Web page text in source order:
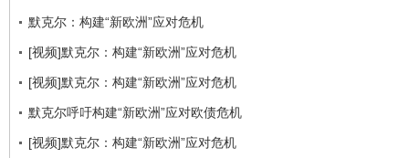
默克尔：构建“新欧洲”应对危机
[视频]默克尔：构建“新欧洲”应对危机
[视频]默克尔：构建“新欧洲”应对危机
默克尔呼吁构建“新欧洲”应对欧债危机
[视频]默克尔：构建“新欧洲”应对危机